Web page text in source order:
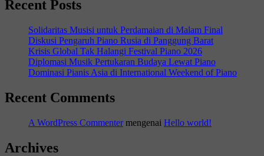
Recent Posts
Solidaritas Musisi untuk Perdamaian di Malam Final
Diskusi Pengaruh Piano Rusia di Panggung Barat
Krisis Global Tak Halangi Festival Piano 2026
Diplomasi Musik Pertukaran Budaya Lewat Piano
Dominasi Pianis Asia di International Weekend of Piano
Recent Comments
A WordPress Commentermengenai Hello world!
Archives